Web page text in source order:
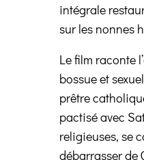
intégrale
sur les nonnes
Le film raconte
bossue et
prêtre
pactisé avec
religieuses, se
débarrasser de